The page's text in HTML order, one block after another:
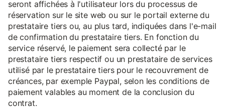
seront affichées à l'utilisateur lors du processus de
réservation sur le site web ou sur le portail externe du
prestataire tiers ou, au plus tard, indiquées dans l'e-mail
de confirmation du prestataire tiers. En fonction du
service réservé, le paiement sera collecté par le
prestataire tiers respectif ou un prestataire de services
utilisé par le prestataire tiers pour le recouvrement de
créances, par exemple Paypal, selon les conditions de
paiement valables au moment de la conclusion du
contrat.